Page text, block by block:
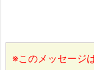
※このメッセージ